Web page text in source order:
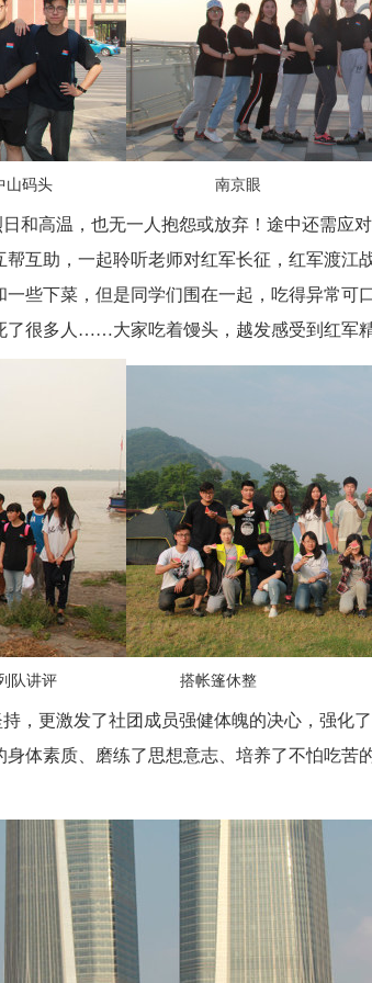
山码头 南京眼
和高温，也无一人抱怨或放弃！ 途中还需应
帮互助，一起聆听老师对红军长征，红军渡江
一些下菜， 但是同学们围在一起，吃得异常可
很多人 ……大家吃着馒头，越发感受到红军
队讲评 搭帐篷休整
，更激发了社团成员强健体魄的决心 ，强化
体素质、 磨练了思想意志、培养了不怕吃苦